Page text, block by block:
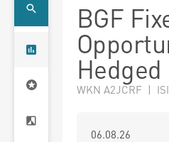
BGF
Hedged
WKN A2JCRF |
06.08.26